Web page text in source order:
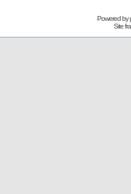
Powered by
Site